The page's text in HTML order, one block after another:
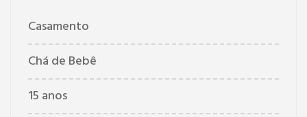
Casamento
Chá de Bebê
15 anos